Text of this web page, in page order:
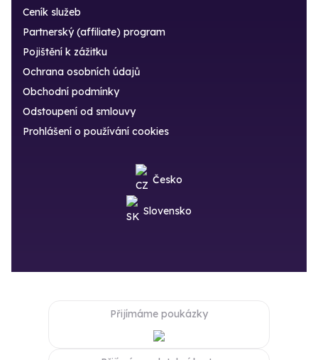
Ceník služeb
Partnerský (affiliate) program
Pojištění k zážitku
Ochrana osobních údajů
Obchodní podmínky
Odstoupení od smlouvy
Prohlášení o používání cookies
Česko
Slovensko
Přijímáme poukázky